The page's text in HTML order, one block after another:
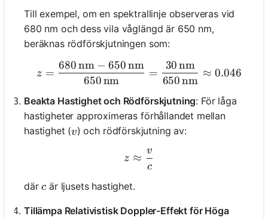
Till exempel, om en spektrallinje observeras vid
680 nm och dess vila våglängd är 650 nm,
beräknas rödförskjutningen som:
z = \frac{680 \,
z =
650nm
680nm − 650nm
=
650nm
30 nm
≈ 0.046
Beakta Hastighet och Rödförskjutning: För låga
hastigheter approximeras förhållandet mellan
hastighet (v
v) och rödförskjutning av:
z \approx \frac{v}{c}
z ≈
c
v
därc
c är ljusets hastighet.
Tillämpa Relativistisk Doppler-Effekt för Höga